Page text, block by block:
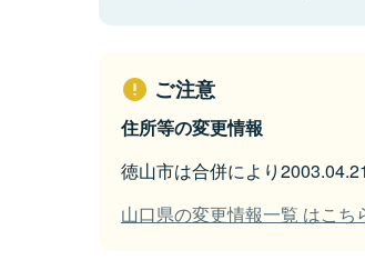
ご注意
住所等の変更情報
徳山市は合併により
山口県の変更情報一覧 はこち